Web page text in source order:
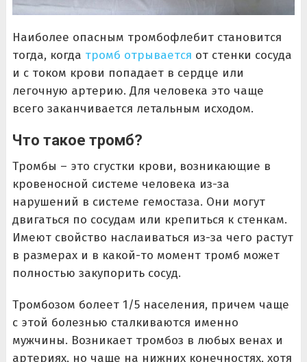
Наиболее опасным тромбофлебит становится
тогда, когда тромб отрывается от стенки сосуда
и с током крови попадает в сердце или
легочную артерию. Для человека это чаще
всего заканчивается летальным исходом.
Что такое тромб?
Тромбы – это сгустки крови, возникающие в
кровеносной системе человека из-за
нарушений в системе гемостаза. Они могут
двигаться по сосудам или крепиться к стенкам.
Имеют свойство наслаиваться из-за чего растут
в размерах и в какой-то момент тромб может
полностью закупорить сосуд.
Тромбозом болеет 1/5 населения, причем чаще
с этой болезнью сталкиваются именно
мужчины. Возникает тромбоз в любых венах и
артериях, но чаще на нижних конечностях, хотя